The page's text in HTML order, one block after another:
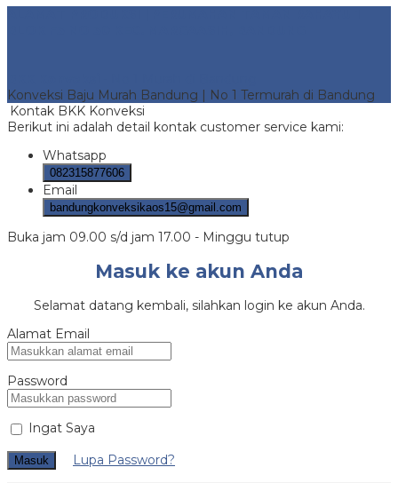
Konveksi Baju Murah Bandung | No 1 Termurah di Bandung
Kontak BKK Konveksi
Berikut ini adalah detail kontak customer service kami:
Whatsapp
082315877606
Email
bandungkonveksikaos15@gmail.com
Buka jam 09.00 s/d jam 17.00 - Minggu tutup
Masuk ke akun Anda
Selamat datang kembali, silahkan login ke akun Anda.
Alamat Email
Password
Ingat Saya
Masuk Lupa Password?